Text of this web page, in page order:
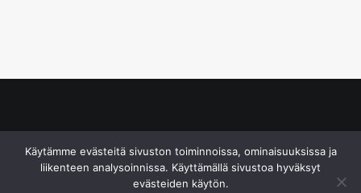
Käytämme evästeitä sivuston toiminnoissa, ominaisuuksissa ja
liikenteen analysoinnissa. Käyttämällä sivustoa hyväksyt
evästeiden käytön.